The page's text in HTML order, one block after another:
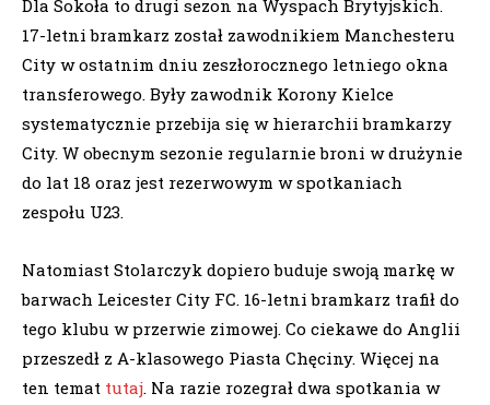
Dla Sokoła to drugi sezon na Wyspach Brytyjskich.
17-letni bramkarz został zawodnikiem Manchesteru
City w ostatnim dniu zeszłorocznego letniego okna
transferowego. Były zawodnik Korony Kielce
systematycznie przebija się w hierarchii bramkarzy
City. W obecnym sezonie regularnie broni w drużynie
do lat 18 oraz jest rezerwowym w spotkaniach
zespołu U23.
Natomiast Stolarczyk dopiero buduje swoją markę w
barwach Leicester City FC. 16-letni bramkarz trafił do
tego klubu w przerwie zimowej. Co ciekawe do Anglii
przeszedł z A-klasowego Piasta Chęciny. Więcej na
ten temat tutaj. Na razie rozegrał dwa spotkania w